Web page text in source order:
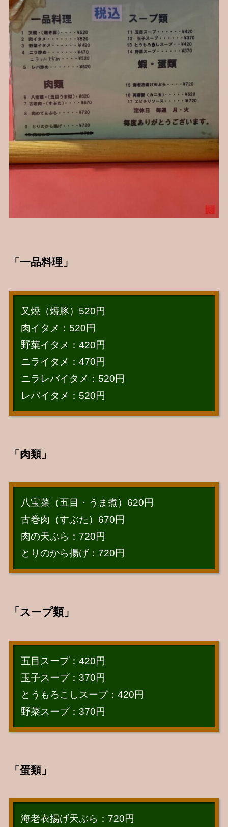
「一品料理」
又焼（焼豚）520円
肉イタメ：520円
野菜イタメ：420円
ニライタメ：470円
ニラレバイタメ：520円
レバイタメ：520円
「肉類」
八宝菜（五目・うま煮）620円
古巻肉（すぶた）670円
肉の天ぷら：720円
とりのから揚げ：720円
「スープ類」
五目スープ：420円
玉子スープ：370円
とうもろこしスープ：420円
野菜スープ：370円
「蛋類」
海老衣揚げ天ぷら：720円